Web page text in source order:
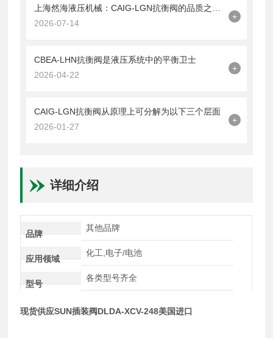
2026-07-14
+
CBEA-LHN抗衡阀是液压系统中的平衡卫士
2026-04-22
+
CAIG-LGN抗衡阀从原理上可分解为以下三个层面
2026-01-27
+
详细介绍
品牌
其他品牌
应用领域
化工,电子/电池
型号
各类型号齐全
现货供应SUN插装阀DLDA-XCV-248美国进口